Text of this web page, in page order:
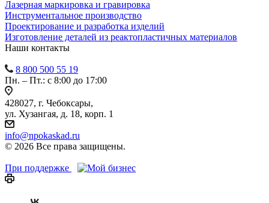
Лазерная маркировка и гравировка
Инструментальное производство
Проектирование и разработка изделий
Изготовление деталей из реактопластичных материалов
Наши контакты
8 800 500 55 19
Пн. – Пт.: с 8:00 до 17:00
428027, г. Чебоксары,
ул. Хузангая, д. 18, корп. 1
info@npokaskad.ru
© 2026 Все права защищены.
При поддержке